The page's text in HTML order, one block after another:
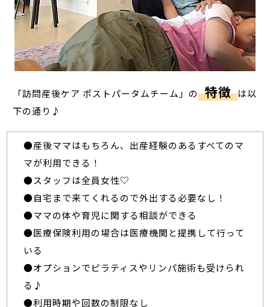
「訪問産後ケア ポストパータムチーム」の 特徴 は以
下の通り♪
●産後ママはもちろん、出産経験のあるすべてのマ
マが利用できる！
●スタッフは全員女性♡
●自宅まで来てくれるので外出する必要なし！
●ママの体や育児に関する相談ができる
●医療保険利用の場合は医療機関と提携して行って
いる
●オプションでピラティスやリンパ施術も受けられ
る♪
●利用時期や回数の制限なし